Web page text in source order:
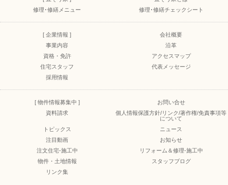
修理･修繕メニュー
修理･修繕チェックシート
[ 企業情報 ]
会社概要
事業内容
沿革
資格・免許
アクセスマップ
住宅スタッフ
代表メッセージ
採用情報
[ 物件情報募集中 ]
お問い合せ
資料請求
個人情報保護方針/リンク/著作権/免責事項等
について
トピックス
ニュース
注目動画
お知らせ
注文住宅-施工中
リフォーム＆修理-施工中
物件・土地情報
スタッフブログ
リンク集